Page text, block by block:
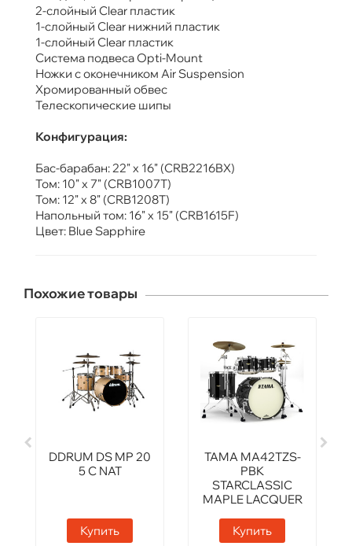
2-слойный Clear пластик
1-слойный Clear нижний пластик
1-слойный Clear пластик
Система подвеса Opti-Mount
Ножки с оконечником Air Suspension
Хромированный обвес
Телескопические шипы
Конфигурация:
Бас-барабан: 22" x 16" (CRB2216BX)
Том: 10" x 7" (CRB1007T)
Том: 12" x 8" (CRB1208T)
Напольный том: 16" x 15" (CRB1615F)
Цвет: Blue Sapphire
Похожие товары
DDRUM DS MP 20
5 C NAT
Купить
TAMA MA42TZS-
PBK
STARCLASSIC
MAPLE LACQUER
Купить